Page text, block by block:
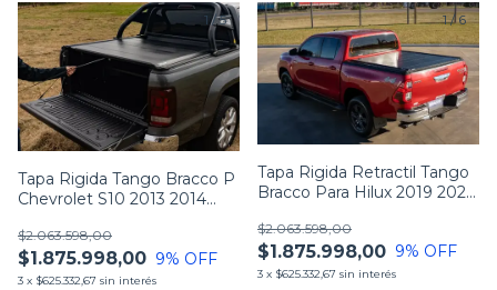
1 /5
Tapa Rigida Tango Bracco P
Chevrolet S10 2013 2014
$1.875.998,00
$2.063.598,00
9% OFF
3 x $625.332,67 sin interés
1/6
Tapa Rigida Retractil Tango
Bracco Para Hilux 2019 2020
$1.875.998,00
$2.063.598,00
9% OFF
3 x $625.332,67 sin interés